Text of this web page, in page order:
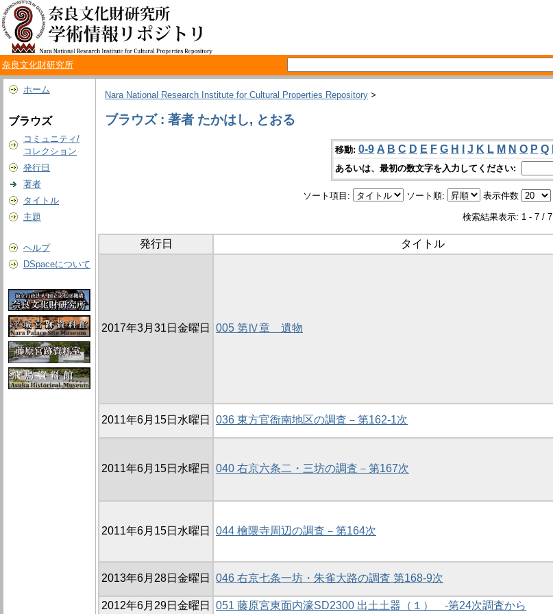
奈良文化財研究所
ホーム
ブラウズ
コミュニティ/
コレクション
発行日
著者
タイトル
主題
ヘルプ
DSpaceについて
Nara National Research Institute for Cultural Properties Repository >
ブラウズ : 著者 たかはし, とおる
移動: 0-9 A B C D E F G H J K L M N O P Q
あるいは、最初の数文字を入力してください:
ソート項目: ソート順: 表示件数
検索結果表示: 1 - 7 / 7
発行日 タイトル
2017年3月31日金曜日 005 第Ⅳ章 遺物
2011年6月15日水曜日 036 東方官衙南地区の調査－第162-1次
2011年6月15日水曜日 040 右京六条二・三坊の調査－第167次
2011年6月15日水曜日 044 檜隈寺周辺の調査－第164次
2013年6月28日金曜日 046 右京七条一坊・朱雀大路の調査 第168-9次
2012年6月29日金曜日
051 藤原宮東面内濠SD2300 出土土器（１） -第24次調査から